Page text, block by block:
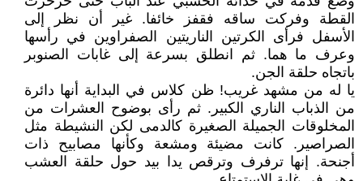
القطة وفركت ساقه فقفز خائفا. غير أن نظر إلى
الأسفل فرأى الكرتين الناريتين الصفراوين في رأسها
وعرف ما هما. ثم انطلق بسرعة إلى غابات الصنوبر
باتجاه حلقة الجن.
يا له من مشهد غريب! ظن كلاس في البداية أنها دائرة
من الذباب الناري الكبير. ثم رأى بوضوح العشرات من
المخلوقات الجميلة الصغيرة كالدمى لكن النشيطة مثل
الصراصير. كانت مضيئة ومشعة وكأنها مصابيح ذات
أجنحة. إنها ترفرف وترقص يدا بيد حول حلقة العشب